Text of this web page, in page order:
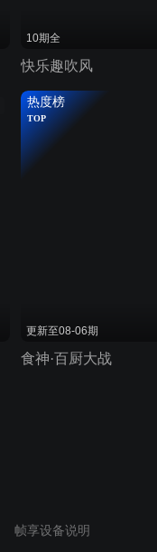
10期全
快乐趣吹风
热度榜
TOP
更新至08-06期
食神·百厨大战
帧享设备说明